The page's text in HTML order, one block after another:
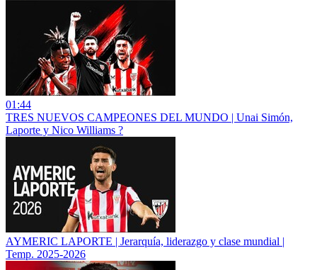
01:44
TRES NUEVOS CAMPEONES DEL MUNDO | Unai Simón,
Laporte y Nico Williams ?
AYMERIC LAPORTE | Jerarquía, liderazgo y clase mundial |
Temp. 2025-2026